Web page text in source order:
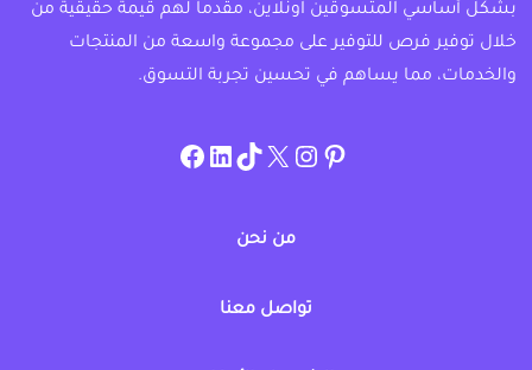
بشكل أساسي المتسوقين اونلاين، مقدماً لهم قيمة حقيقية من
خلال توفير فرص للتوفير على مجموعة واسعة من المنتجات
والخدمات، مما يساهم في تحسين تجربة التسوق.
pinterest
allcouponat
twitter
TikTok
linkedin
facebook
من نحن
تواصل معنا